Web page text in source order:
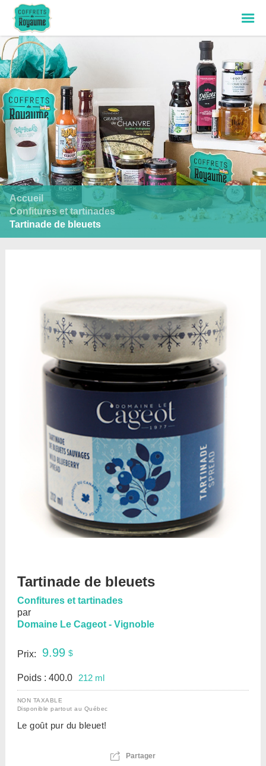
Find results in French
Please search something! :)
Accueil
Confitures et tartinades
Tartinade de bleuets
Tartinade de bleuets
Confitures et tartinades
par
Domaine Le Cageot - Vignoble
Prix: 9.99 $
Poids : 400.0 212 ml
NON TAXABLE
Disponible partout au Québec
Le goût pur du bleuet!
 Partager